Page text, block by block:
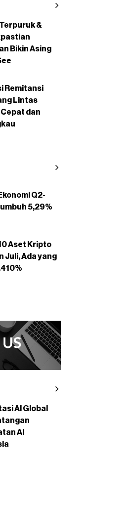
&
Bikin Asing
Remitansi
Lintas
dan
Q2-
5,29%
Aset Kripto
Juli, Ada yang
AI Global
AI